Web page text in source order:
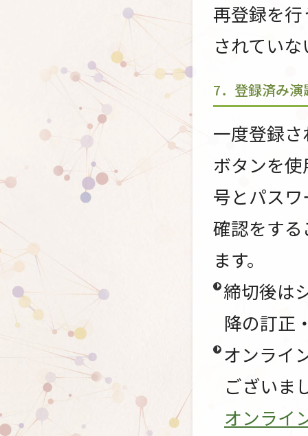
再登録を
されてい
7．登録済み
一度登録
ボタンを
号とパス
確認をす
ます。
締切後は
降の訂正
オンライ
ございま
オンライ